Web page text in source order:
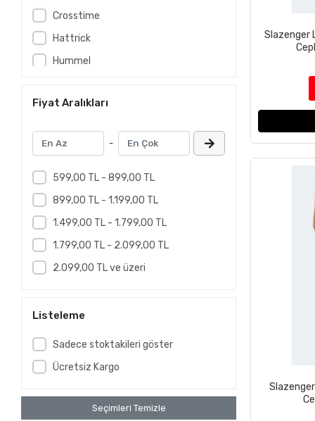
Crosstime
Hattrick
Hummel
Jump
Kamachi
Lig
Lotto
Lumberjack
MİKASA
Molten
Nike
Salomon
Fiyat Aralıkları
-
599,00 TL - 899,00 TL
899,00 TL - 1.199,00 TL
1.499,00 TL - 1.799,00 TL
1.799,00 TL - 2.099,00 TL
2.099,00 TL ve üzeri
Listeleme
Sadece stoktakileri göster
Ücretsiz Kargo
Seçimleri Temizle
Slazenger